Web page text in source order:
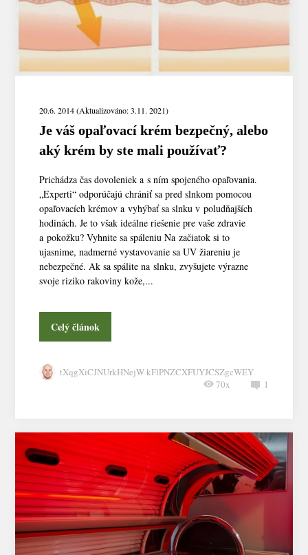
20.6. 2014 (Aktualizováno: 3.11. 2021)
Je váš opaľovací krém bezpečný, alebo
aký krém by ste mali používať?
Prichádza čas dovoleniek a s ním spojeného opaľovania.
„Experti“ odporúčajú chrániť sa pred slnkom pomocou
opaľovacích krémov a vyhýbať sa slnku v poludňajších
hodinách. Je to však ideálne riešenie pre vaše zdravie
a pokožku? Vyhnite sa spáleniu Na začiatok si to
ujasnime, nadmerné vystavovanie sa UV žiareniu je
nebezpečné. Ak sa spálite na slnku, zvyšujete výrazne
svoje riziko rakoviny kože,...
Celý článok
tXqgXiCJNUrkHNejW kFlPNZCXFUYJCSZgcWEY
1
70x